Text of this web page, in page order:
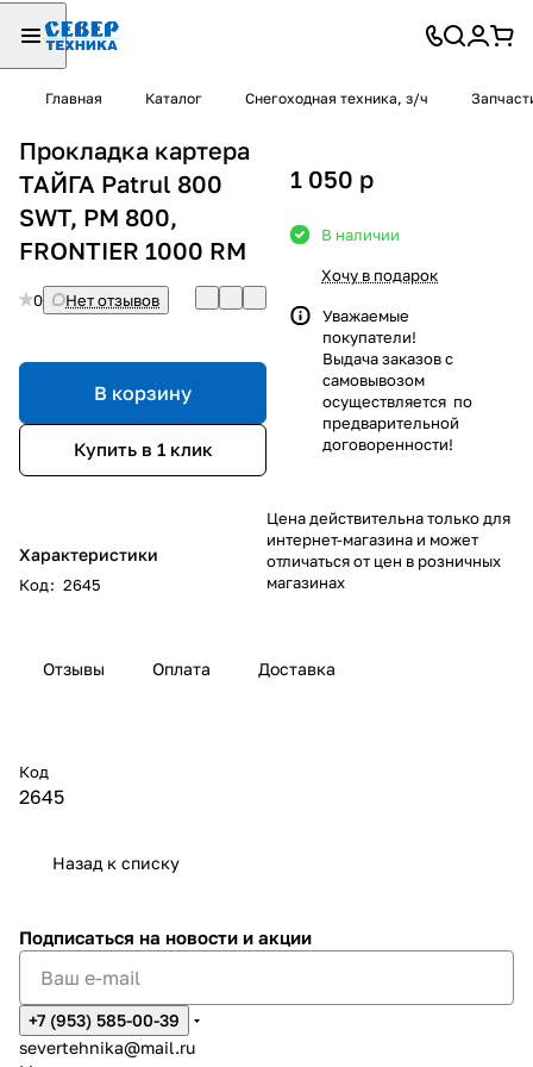
Главная Каталог Снегоходная техника, з/ч
Прокладка картера
ТАЙГА Patrul 800
SWT, РМ 800,
FRONTIER 1000 RM
0 Нет отзывов
В корзину
Купить в 1 клик
Характеристики
Код: 2645
1 050 p
В наличии
Хочу в подарок
Уважаемые
покупатели!
Выдача заказов с
самовывозом
осуществляется по
предварительной
договоренности!
Цена действительна только для
интернет-магазина и может
отличаться от цен в розничных
магазинах
Отзывы Оплата Доставка
Код
2645
Назад к списку
Подписаться на новости и акции
+7 (953) 585-00-39
severtehnika@mail.ru